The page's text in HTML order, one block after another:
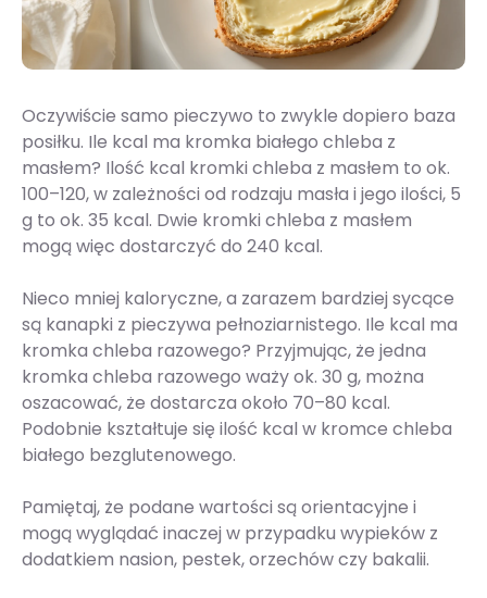
Oczywiście samo pieczywo to zwykle dopiero baza
posiłku. Ile kcal ma kromka białego chleba z
masłem? Ilość kcal kromki chleba z masłem to ok.
100–120, w zależności od rodzaju masła i jego ilości, 5
g to ok. 35 kcal. Dwie kromki chleba z masłem
mogą więc dostarczyć do 240 kcal.
Nieco mniej kaloryczne, a zarazem bardziej sycące
są kanapki z pieczywa pełnoziarnistego. Ile kcal ma
kromka chleba razowego? Przyjmując, że jedna
kromka chleba razowego waży ok. 30 g, można
oszacować, że dostarcza około 70–80 kcal.
Podobnie kształtuje się ilość kcal w kromce chleba
białego bezglutenowego.
Pamiętaj, że podane wartości są orientacyjne i
mogą wyglądać inaczej w przypadku wypieków z
dodatkiem nasion, pestek, orzechów czy bakalii.